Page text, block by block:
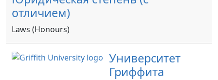
отличием)
Laws (Honours)
Университет
Гриффита